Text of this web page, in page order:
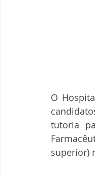
O
tutoria
superior)